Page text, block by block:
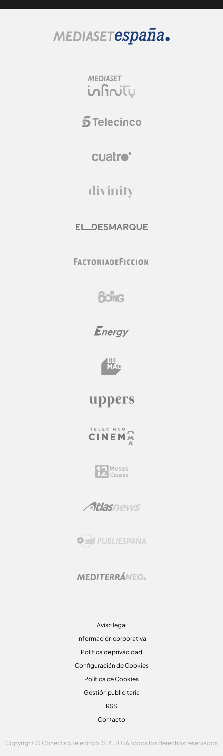
Aviso legal
Información corporativa
Politica de privacidad
Configuración de Cookies
Política de Cookies
Gestión publicitaria
RSS
Contacto
Copyright © Conecta 5 Telecinco, S. A. 2026 Todos los derechos reservados